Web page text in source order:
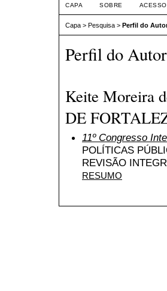
CAPA SOBRE ACESSO
Capa > Pesquisa > Perfil do
Perfil do Autor
Keite Moreira
DE
11º Congresso
POLÍTICAS
REVISÃO
RESUMO